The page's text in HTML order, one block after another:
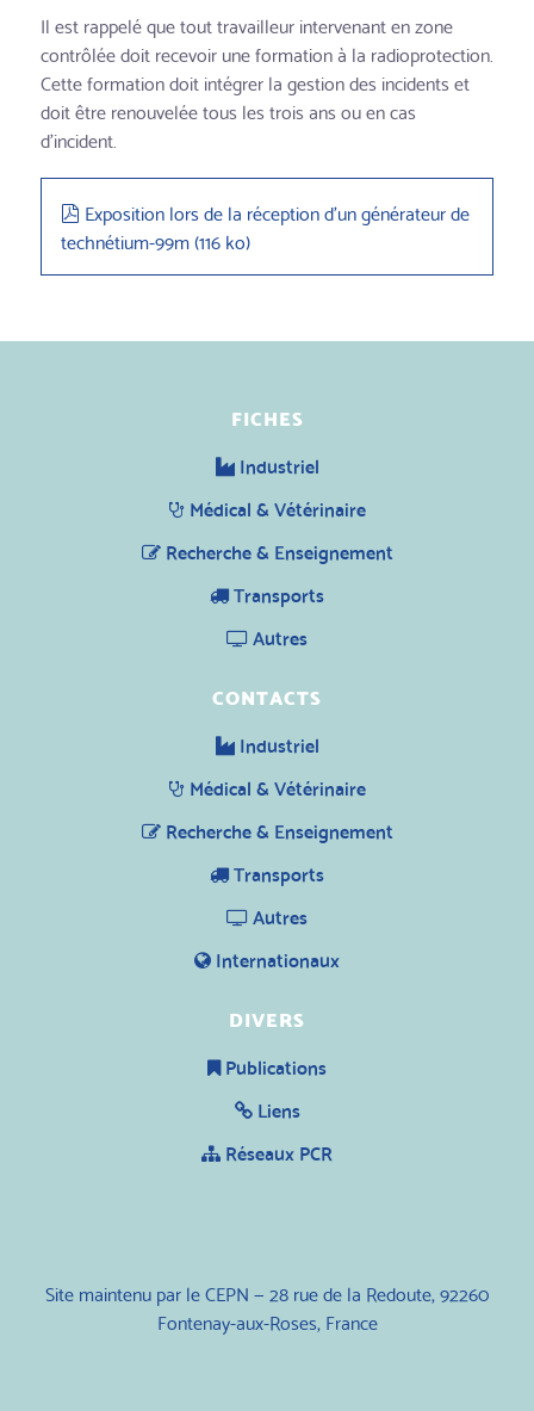
Il est rappelé que tout travailleur intervenant en zone
contrôlée doit recevoir une formation à la radioprotection.
Cette formation doit intégrer la gestion des incidents et
doit être renouvelée tous les trois ans ou en cas
d’incident.
pdf
Exposition lors de la réception d'un générateur de
technétium-99m(116 ko)
FICHES
Industriel
Médical & Vétérinaire
Recherche & Enseignement
Transports
Autres
CONTACTS
Industriel
Médical & Vétérinaire
Recherche & Enseignement
Transports
Autres
Internationaux
DIVERS
Publications
Liens
Réseaux PCR
Site maintenu par le CEPN — 28 rue de la Redoute, 92260
Fontenay-aux-Roses, France